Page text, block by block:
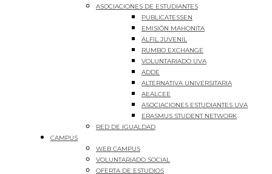
ASOCIACIONES DE ESTUDIANTES
PUBLICATESSEN
EMISIÓN MAHONITA
ALFIL JUVENIL
RUMBO EXCHANGE
VOLUNTARIADO UVA
ADDE
ALTERNATIVA UNIVERSITARIA
AEALCEE
ASOCIACIONES ESTUDIANTES UVA
ERASMUS STUDENT NETWORK
RED DE IGUALDAD
CAMPUS
WEB CAMPUS
VOLUNTARIADO SOCIAL
OFERTA DE ESTUDIOS